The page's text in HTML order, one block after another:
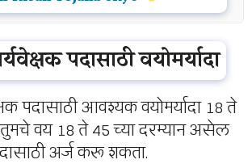
पदासाठी वयोमर्यादा
पदासाठी आवश्यक वयोमर्यादा 18 ते
वय 18 ते 45 च्या दरम्यान असेल
अर्ज करू शकता.